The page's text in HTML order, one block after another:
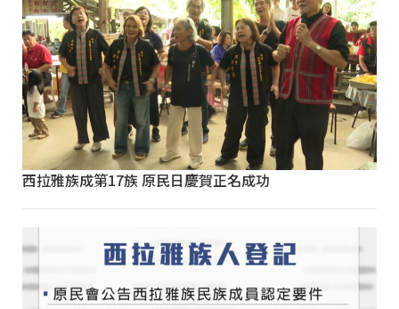
西拉雅族成第17族 原民日慶賀正名成功